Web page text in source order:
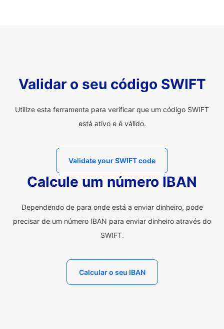
Validar o seu código SWIFT
Utilize esta ferramenta para verificar que um código SWIFT
está ativo e é válido.
Validate your SWIFT code
Calcule um número IBAN
Dependendo de para onde está a enviar dinheiro, pode
precisar de um número IBAN para enviar dinheiro através do
SWIFT.
Calcular o seu IBAN